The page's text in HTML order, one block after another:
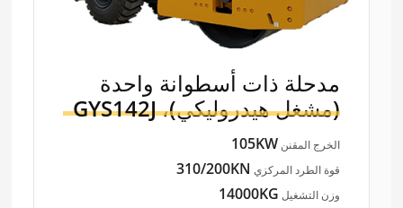
مدحلة ذات أسطوانة واحدة
(مشغل هيدروليكي)،GYS142J
الخرج المقنن105KW
قوة الطرد المركزي 310/200KN
وزن التشغيل 14000KG